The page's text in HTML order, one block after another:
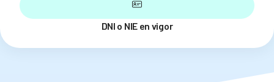
DNI o NIE en vigor